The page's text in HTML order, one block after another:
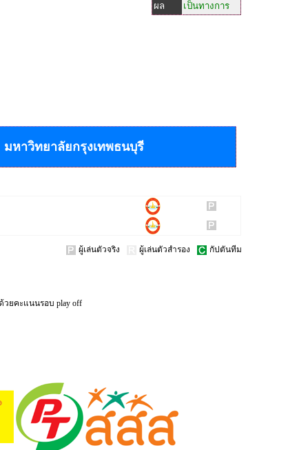
ผล
เป็นทางการ
มหาวิทยาลัยกรุงเทพธนบุรี
ผู้เล่นตัวจริง ผู้เล่นตัวสำรอง กัปตันทีม
วยคะแนนรอบ play off